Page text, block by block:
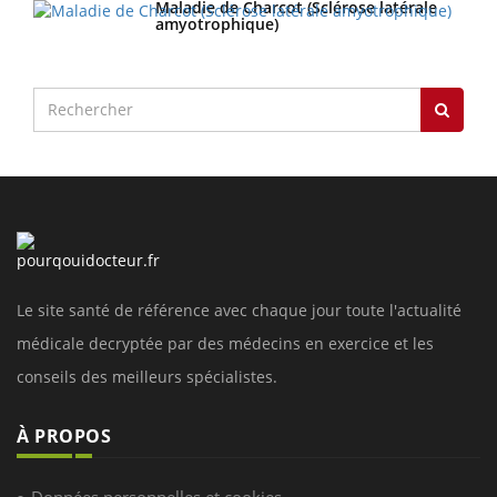
Maladie de Charcot (Sclérose latérale
amyotrophique)
Le site santé de référence avec chaque jour toute l'actualité
médicale decryptée par des médecins en exercice et les
conseils des meilleurs spécialistes.
À PROPOS